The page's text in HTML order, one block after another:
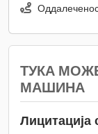
ТУКА
МАШИНА
Лицитација